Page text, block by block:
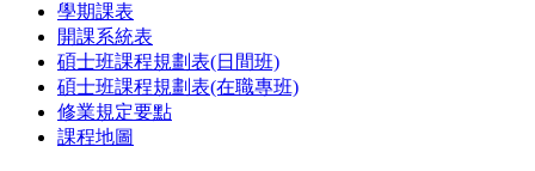
學期課表
開課系統表
碩士班課程規劃表(日間班)
碩士班課程規劃表(在職專班)
修業規定要點
課程地圖